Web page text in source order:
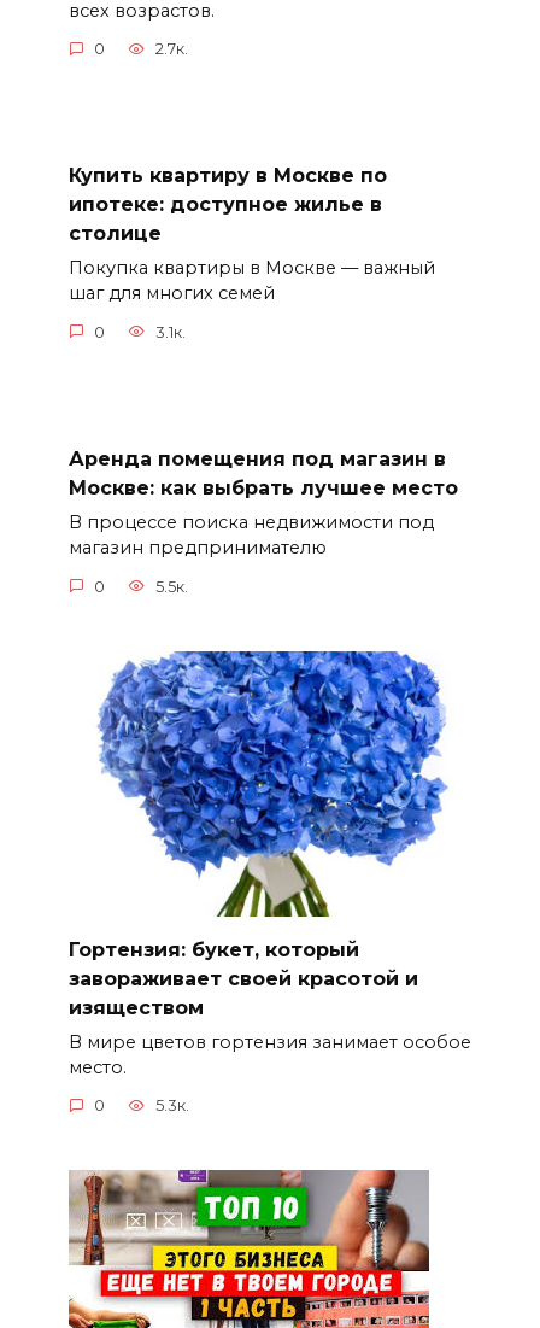
всех возрастов.
0 2.7к.
Купить квартиру в Москве по
ипотеке: доступное жилье в
столице
Покупка квартиры в Москве — важный
шаг для многих семей
0 3.1к.
Аренда помещения под магазин в
Москве: как выбрать лучшее место
В процессе поиска недвижимости под
магазин предпринимателю
0 5.5к.
Гортензия: букет, который
завораживает своей красотой и
изяществом
В мире цветов гортензия занимает особое
место.
0 5.3к.